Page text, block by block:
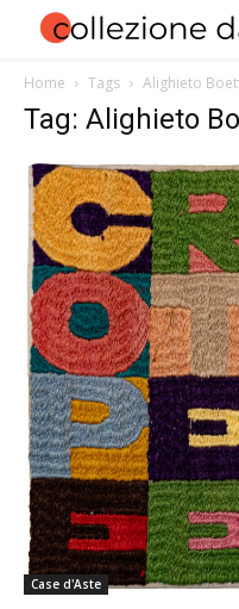
Home Tags Alighieto
Tag: Alighieto
Case d'Aste